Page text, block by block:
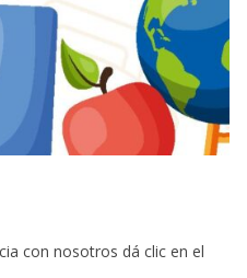
con nosotros dá clic en el